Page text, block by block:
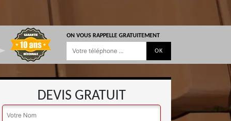
ON VOUS RAPPELLE GRATUITEMENT
DEVIS GRATUIT